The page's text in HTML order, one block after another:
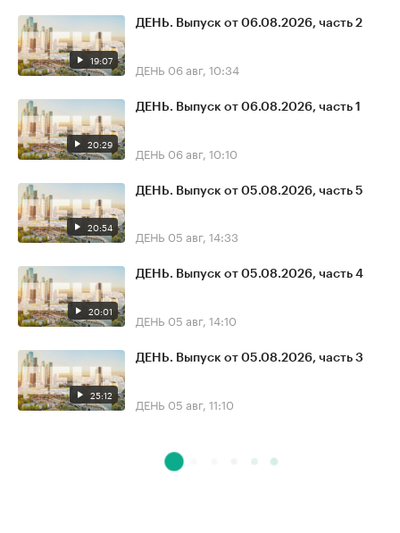
19:07
ДЕНЬ. Выпуск от 06.08.2026, часть 2
ДЕНЬ 06 авг, 10:34
20:29
ДЕНЬ. Выпуск от 06.08.2026, часть 1
ДЕНЬ 06 авг, 10:10
20:54
ДЕНЬ. Выпуск от 05.08.2026, часть 5
ДЕНЬ 05 авг, 14:33
20:01
ДЕНЬ. Выпуск от 05.08.2026, часть 4
ДЕНЬ 05 авг, 14:10
25:12
ДЕНЬ. Выпуск от 05.08.2026, часть 3
ДЕНЬ 05 авг, 11:10